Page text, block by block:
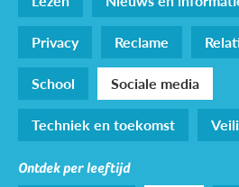
Privacy
Reclame
School
Sociale media
Techniek en toekomst
Ontdek per leeftijd